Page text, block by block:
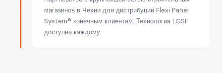
магазинов в Чехии для дистрибуции Flexi Panel
System® конечным клиентам. Технология LGSF
доступна каждому.